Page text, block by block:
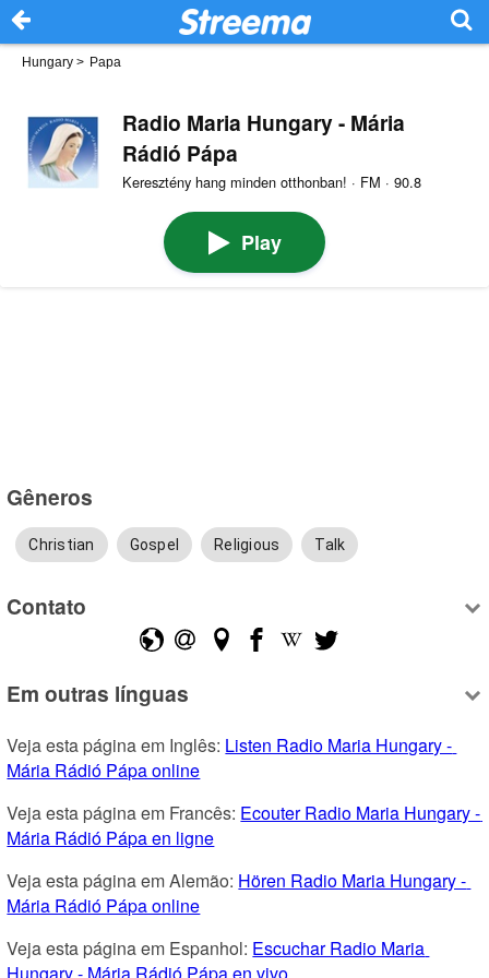
Hungary > Papa
Radio Maria Hungary - Mária
Rádió Pápa
Keresztény hang minden otthonban! · FM · 90.8
Play
Gêneros
Christian Gospel Religious Talk
Contato
Em outras línguas
Veja esta página em Inglês: Listen Radio Maria Hungary -
Mária Rádió Pápa online
Veja esta página em Francês: Ecouter Radio Maria Hungary -
Mária Rádió Pápa en ligne
Veja esta página em Alemão: Hören Radio Maria Hungary -
Mária Rádió Pápa online
Veja esta página em Espanhol: Escuchar Radio Maria
Hungary - Mária Rádió Pápa en vivo